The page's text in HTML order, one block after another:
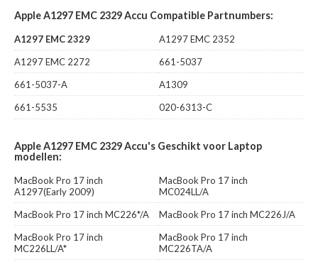
Apple A1297 EMC 2329 Accu Compatible Partnumbers:
A1297 EMC 2329
A1297 EMC 2352
A1297 EMC 2272
661-5037
661-5037-A
A1309
661-5535
020-6313-C
Apple A1297 EMC 2329 Accu's Geschikt voor Laptop
modellen:
MacBook Pro 17 inch
A1297(Early 2009)
MacBook Pro 17 inch
MC024LL/A
MacBook Pro 17 inch MC226*/A
MacBook Pro 17 inch MC226J/A
MacBook Pro 17 inch
MC226LL/A*
MacBook Pro 17 inch
MC226TA/A